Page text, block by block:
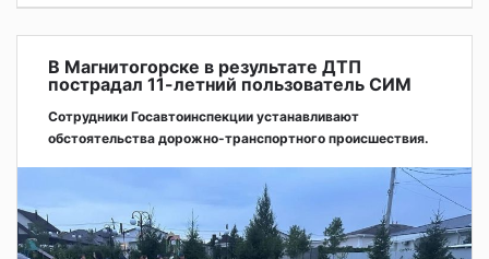
В Магнитогорске в результате ДТП
пострадал 11-летний пользователь СИМ
Сотрудники Госавтоинспекции устанавливают
обстоятельства дорожно-транспортного происшествия.